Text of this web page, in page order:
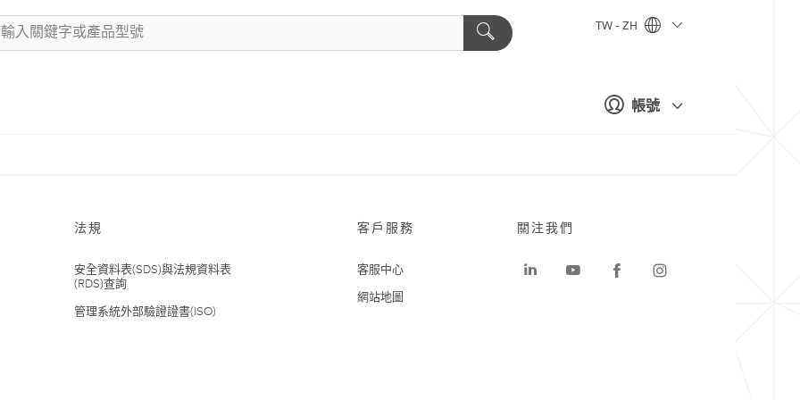
帳號
TW - ZH
法規
安全資料表(SDS)與法規資料表
(RDS)查詢
管理系統外部驗證證書(ISO)
客戶服務
客服中心
網站地圖
關注我們